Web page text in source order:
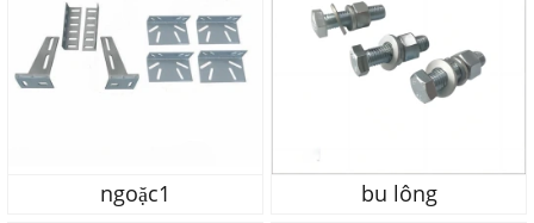
ngoặc1 bu lông